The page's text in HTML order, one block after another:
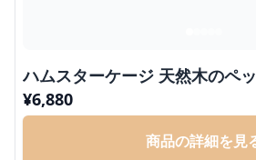
ハムスターケージ 天然木のペ
¥6,880
商品の詳細を見